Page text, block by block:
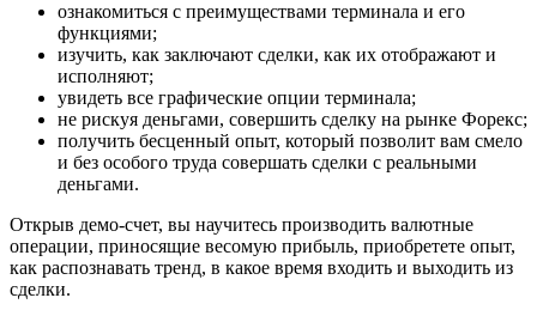
ознакомиться с преимуществами терминала и его
функциями;
изучить, как заключают сделки, как их отображают и
исполняют;
увидеть все графические опции терминала;
не рискуя деньгами, совершить сделку на рынке Форекс;
получить бесценный опыт, который позволит вам смело
и без особого труда совершать сделки с реальными
деньгами.
Открыв демо-счет, вы научитесь производить валютные
операции, приносящие весомую прибыль, приобретете опыт,
как распознавать тренд, в какое время входить и выходить из
сделки.